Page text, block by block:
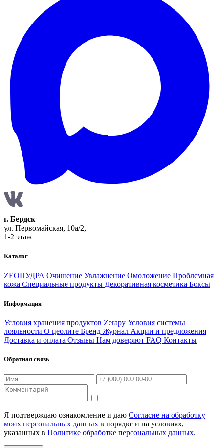
г. Бердск
ул. Первомайская, 10а/2,
1-2 этаж
Каталог
ZEOПУДРА Очищение Увлажнение Омоложение Проблемная
кожа Специальные продукты Декоративная косметика Боксы
Информация
Условия хранения продуктов Zerapy Условия системы
лояльности О цеолите Бренд Журнал Акции и предложения
Доставка и оплата Отзывы Нам доверяют FAQ Контакты
Обратная связь
Я подтверждаю ознакомление и даю Согласие на обработку
моих персональных данных в порядке и на условиях,
указанных в Политике обработке персональных данных.